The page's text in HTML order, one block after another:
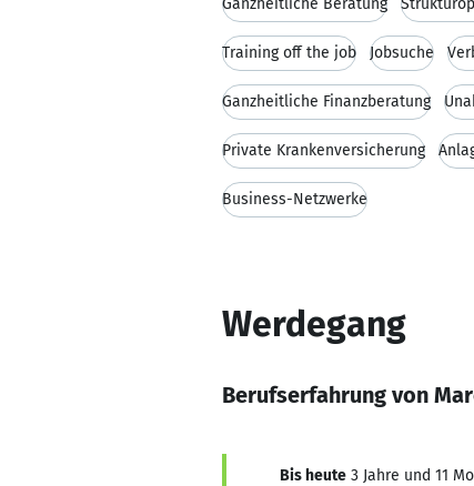
Ganzheitliche Beratung
Training off the job Jobsuche
Ganzheitliche Finanzberatung
Private Krankenversicherung
Business-Netzwerke
Werdegang
Berufserfahrung von
Bis heute 3 Jahre und 11